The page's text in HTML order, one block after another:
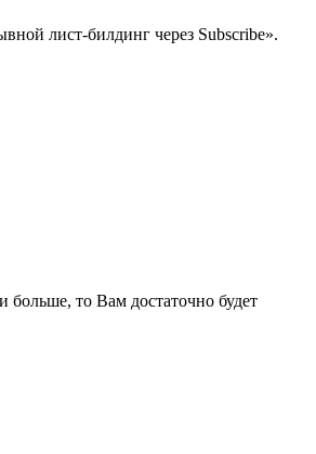
лист-билдинг через Subscribe».
больше, то Вам достаточно будет